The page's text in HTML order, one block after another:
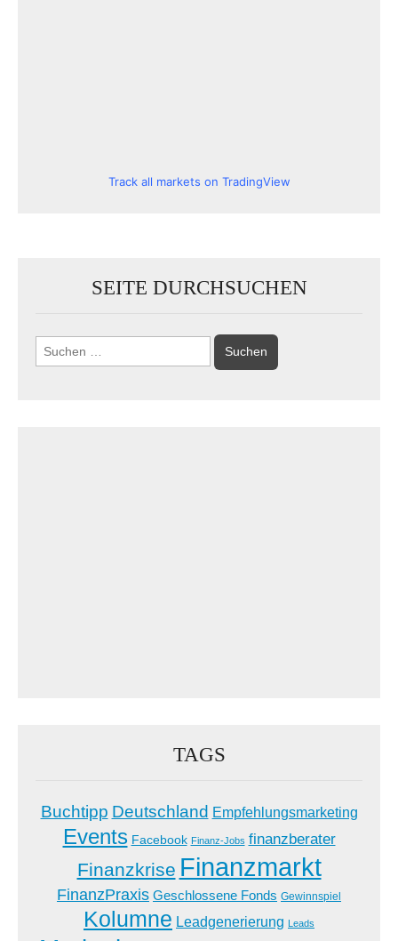
Track all markets on TradingView
SEITE DURCHSUCHEN
Suchen
nach:
TAGS
Buchtipp Deutschland Empfehlungsmarketing
Events Facebook Finanz-Jobs finanzberater
Finanzkrise Finanzmarkt
FinanzPraxis Geschlossene Fonds Gewinnspiel
Kolumne Leadgenerierung Leads